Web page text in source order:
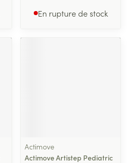
En rupture de stock
Actimove
Actimove Artistep Pediatric